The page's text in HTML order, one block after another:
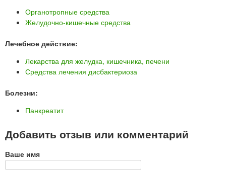
Органотропные средства
Желудочно-кишечные средства
Лечебное действие:
Лекарства для желудка, кишечника, печени
Средства лечения дисбактериоза
Болезни:
Панкреатит
Добавить отзыв или комментарий
Ваше имя